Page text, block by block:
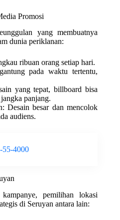
Promosi
yang membuatnya
dunia periklanan:
ribuan orang setiap hari.
pada waktu tertentu,
yang tepat, billboard bisa
panjang.
Desain besar dan mencolok
audiens.
55-4000
pemilihan lokasi
di Seruyan antara lain: